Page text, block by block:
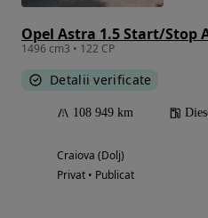
Opel Astra 1.5 Start/Stop
1496 cm3 • 122 CP
Detalii verificate
108 949 km
Craiova (Dolj)
Privat • Publicat